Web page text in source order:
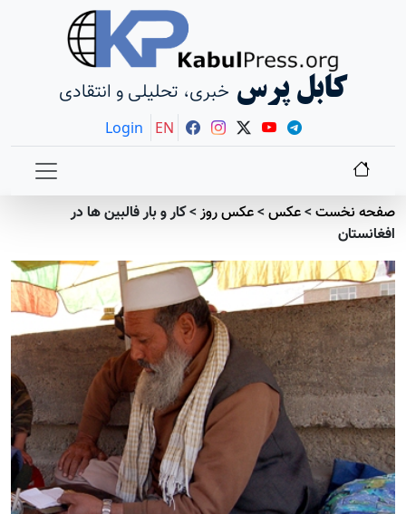
کابل پرس خبری، تحلیلی و انتقادی
Login EN
صفحه نخست>عکس>عکس روز>کار و بار فالبین ها در
افغانستان